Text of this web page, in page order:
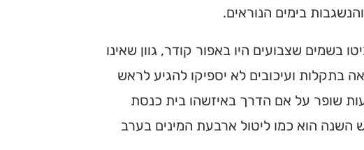
בימים הנוראים.
בשמים שצבועים היו באפור קודר, גוון שאינו
ועיכובים לא יספיקו להגיע לראש
שופר על אם הדרך באיזשהו בית כנסת
השנה הוא כמו ליטול ארבעת המינים בערב